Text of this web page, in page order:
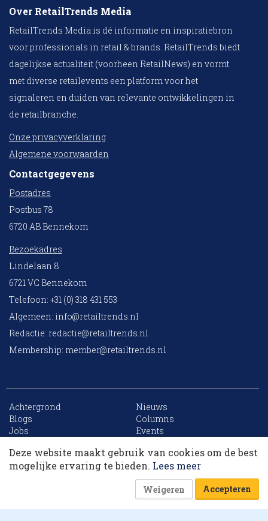
Over RetailTrends Media
RetailTrends Media is dé informatie en inspiratiebron
voor professionals in retail & brands. RetailTrends biedt
dagelijkse actualiteit (voorheen RetailNews) en vormt
met diverse retailevents een platform voor het
signaleren en duiden van relevante ontwikkelingen in
de retailbranche.
Onze privacyverklaring
Algemene voorwaarden
Contactgegevens
Postadres
Postbus 78
6720 AB Bennekom
Bezoekadres
Lindelaan 8
6721 VC Bennekom
Telefoon: +31 (0) 318 431 553
Algemeen: info@retailtrends.nl
Redactie: redactie@retailtrends.nl
Membership: member@retailtrends.nl
Achtergrond
Nieuws
Blogs
Columns
Jobs
Events
Archief
Sitemap
Website is powered by
Deze website maakt gebruik van cookies om de best
mogelijke ervaring te bieden. Lees meer
Weigeren Accepteren
10 collega’s
Korting op events